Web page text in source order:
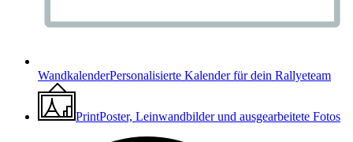
WandkalenderPersonalisierte Kalender für dein Rallyeteam
PrintPoster, Leinwandbilder und ausgearbeitete Fotos